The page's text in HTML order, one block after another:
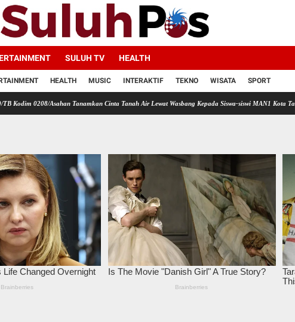
SULUH TV HEALTH
HEALTH MUSIC INTERAKTIF TEKNO WISATA SPORT
Tanamkan Cinta Tanah Air Lewat Wasbang Kepada Siswa-siswi MAN1 Kota Tanjung Balai